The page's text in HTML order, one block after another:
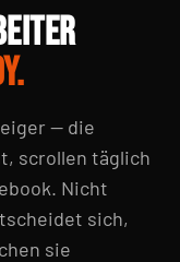
— die
scrollen täglich
Nicht
sich,
sie